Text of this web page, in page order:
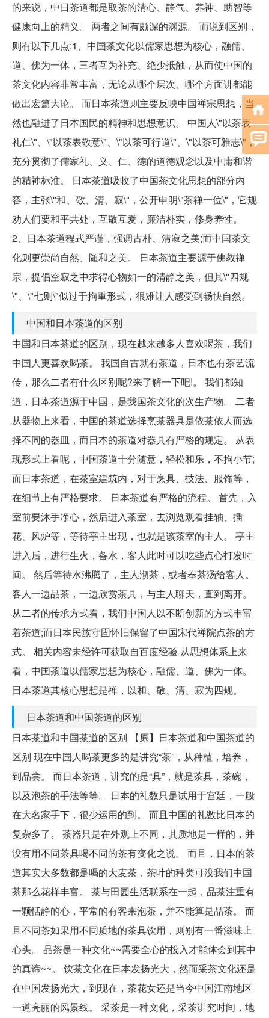
的来说，中日茶道都是取茶的清心、静气、养神、助智等
健康向上的精义。 两者之间有颇深的渊源。 而说到区别，
则有以下几点:1、中国茶文化以儒家思想为核心，融儒、
道、佛为一体，三者互为补充、绝少抵触，从而使中国的
茶文化内容非常丰富，无论从哪个层次、哪个方面讲都能
做出宏篇大论。 而日本茶道则主要反映中国禅宗思想，当
然也融进了日本国民的精神和思想意识。 中国人\"以茶表
礼仁\"、\"以茶表敬意\"、\"以茶可行道\"、\"以茶可雅志\"，
充分贯彻了儒家礼、义、仁、德的道德观念以及中庸和谐
的精神标准。 日本茶道吸收了中国茶文化思想的部分内
容，主张\"和、敬、清、寂\"，公开申明\"茶禅一位\"，它规
劝人们要和平共处，互敬互爱，廉洁朴实，修身养性。
2、日本茶道程式严谨，强调古朴、清寂之美;而中国茶文
化则更崇尚自然、随和之美。 日本茶道主要源于佛教禅
宗，提倡空寂之中求得心物如一的清静之美，但其\"四规
\"、\"七则\"似过于拘重形式，很难让人感受到畅快自然。
中国和日本茶道的区别
中国和日本茶道的区别，现在越来越多人喜欢喝茶，我们
中国人更喜欢喝茶。 我国自古就有茶道，日本也有茶艺流
传，那么二者有什么区别呢?来了解一下吧!。 我们都知
道，日本茶道源于中国，是我国茶文化的次生产物。 二者
从器物上来看，中国的茶道选择烹茶器具是依茶依人而选
择不同的器皿，而日本的茶道对器具有严格的规定。 从表
现形式上看呢，中国茶道十分随意，轻松和乐，不拘小节;
而日本茶道，在茶室建筑内，对于烹具、技法、服饰等，
在细节上有严格要求。 日本茶道有严格的流程。 首先，入
室前要沐手净心，然后进入茶室，去浏览观看挂轴、插
花、风炉等，等待亭主出现，也就是该茶室的主人。 亭主
进入后，进行生火，备水，客人此时可以吃些点心打发时
间。 然后等待水沸腾了，主人沏茶，或者奉茶汤给客人。
客人一边品茶，一边欣赏茶具，与主人聊天，直到离开。
从二者的传承方式看，我们中国人以不断创新的方式丰富
着茶道;而日本民族守固怀旧保留了中国宋代禅院点茶的方
式。 相关内容未经许可获取自百度经验 从思想体系上来
看，中国茶道以儒家思想为核心，融儒、道、佛为一体。
日本茶道其核心思想是禅，以和、敬、清、寂为四规。
日本茶道和中国茶道的区别
日本茶道和中国茶道的区别 【原】日本茶道和中国茶道的
区别 现在中国人喝茶更多的是讲究“茶”，从种植，培养，
到品尝。 而日本茶道，讲究的是“具”，就是茶具，茶碗，
以及泡茶的手法等等。 日本的礼数只是试用于宫廷，一般
在大名家手下，很少运用的到。 而且中国的礼数比日本的
复杂多了。 茶器只是在外观上不同，其质地是一样的，并
没有用不同茶具喝不同的茶有变化之说。 而且，日本的茶
道其实大多数都是喝的大麦茶，茶叶的种类可没我们中国
茶那么花样丰富。 茶与田园生活联系在一起，品茶注重有
一颗恬静的心，平常的有客来泡茶，并不能算是品茶。 而
且不同茶如果用不同质地的茶具饮用，则别有一番滋味上
心头。 品茶是一种文化~~需要全心的投入才能体会到其中
的真谛~~。 饮茶文化在日本发扬光大，然而采茶文化还是
在中国发扬光大，到现在，茶花女还是当今中国江南地区
一道亮丽的风景线。 采茶是一种文化，采茶讲究时间，地